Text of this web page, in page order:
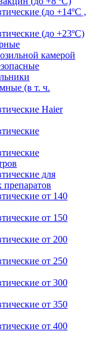
(до +14ºС ,
(до +23ºС)
камерой
(в т. ч.
Haier
для
препаратов
от 140
от 150
от 200
от 250
от 300
от 350
от 400